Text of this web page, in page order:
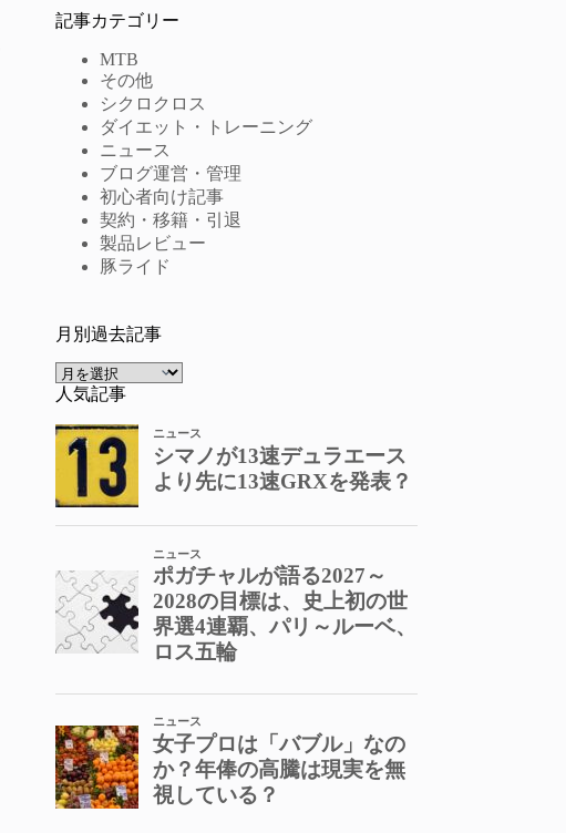
記事カテゴリー
MTB
その他
シクロクロス
ダイエット・トレーニング
ニュース
ブログ運営・管理
初心者向け記事
契約・移籍・引退
製品レビュー
豚ライド
月別過去記事
ア
ー
イ
ブ
人気記事